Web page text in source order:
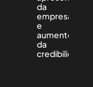
da
empresa
e
aumento
da
credibilidade.